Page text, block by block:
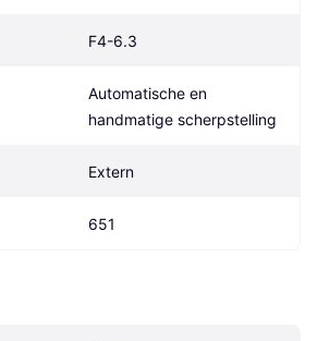
F4-6.3
Automatische en
handmatige scherpstelling
Extern
651